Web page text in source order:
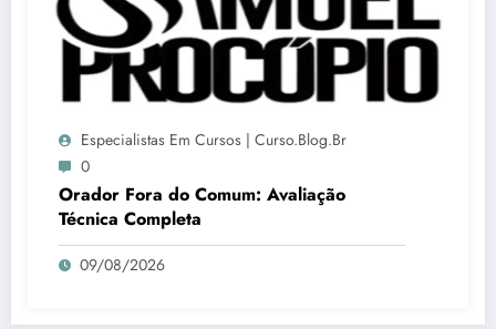
Especialistas Em Cursos | Curso.blog.br
0
Orador Fora do Comum: Avaliação
Técnica Completa
09/08/2026